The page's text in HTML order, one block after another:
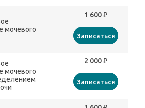
мочевого
1 600 ₽
Записаться
мочевого
2 000 ₽
Записаться